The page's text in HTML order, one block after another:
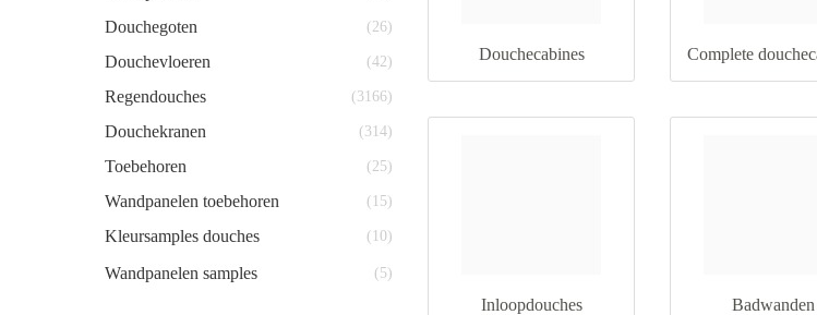
Douchegoten (26)
Douchevloeren (42)
Regendouches (3166)
Douchekranen (314)
Toebehoren (25)
Wandpanelen toebehoren (15)
Kleursamples douches (10)
Wandpanelen samples (5)
Douchecabines Complete
Inloopdouches Badwanden